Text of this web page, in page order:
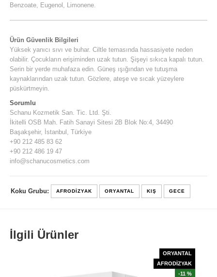
Ürün Güvenlik Bilgileri
Yüksek yanıcı sıvı ve buhar. Ciltle temasında hassasiyete neden
olabilir. Çocukların erişiminden uzak tutun. Şişeyi sıkıca kapalı tutun.
Serin bir yerde muhafaza edin. Güneş ışığından ve tutuşma
kaynaklarından uzak tutun. Gözlere, ateşe ve sıcak yüzeylere
püskürtmeyin.
Sorumlu
Schanu Kozmetik San. Tic. Ltd. Şti.
İkitelli OSB Mah. Fatih Sanayi Sitesi 2B Blok No:4, 34490
Başakşehir, İstanbul, Türkiye
+90 212 485 83 62
+90 212 486 19 47
info@schanucosmetics.com
Benzoate, Eugenol, Limonene.
Koku Grubu: AFRODIZYAK ORYANTAL KIŞ GECE
İlgili Ürünler
ORYANTAL
AFRODİZYAK
-11 %